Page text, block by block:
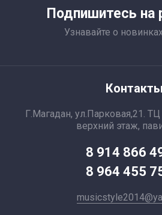
Подпишитесь на
Узнавайте о
Контакты
Г.Магадан, ул.Парковая,21.
верхний этаж,
8 914 866
8 964 455